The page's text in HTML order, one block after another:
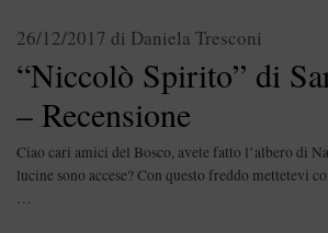
“Niccolò Spirito” di
– Recensione
26/12/2017 di Daniela Tresconi
Ciao cari amici del Bosco, avete fatto l’albero di
lucine sono accese? Con questo freddo mettetevi
…